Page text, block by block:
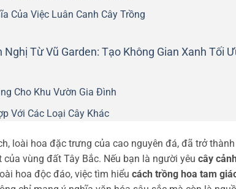
Của Việc Luân Canh Cây Trồng
Nghị Từ Vũ Garden: Tạo Không Gian Xanh Tối
Cho Khu Vườn Gia Đình
Với Các Loại Cây Khác
loài hoa đặc trưng của cao nguyên đá, đã trở
vùng đất Tây Bắc. Nếu bạn là người yêu cây cảnh
hoa độc đáo, việc tìm hiểu cách trồng hoa tam